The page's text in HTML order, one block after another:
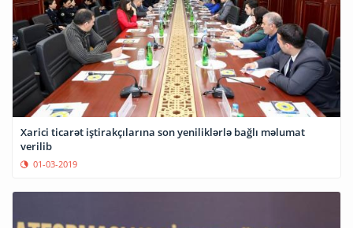
Xarici ticarət iştirakçılarına son yeniliklərlə bağlı məlumat
verilib
01-03-2019